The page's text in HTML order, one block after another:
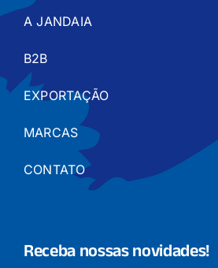
A JANDAIA
B2B
EXPORTAÇÃO
MARCAS
CONTATO
Receba nossas novidades!